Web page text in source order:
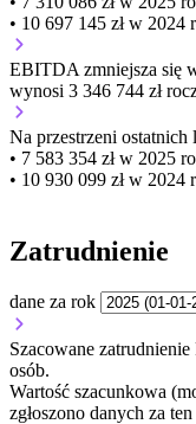
• 10 697 145 zł w 2024
EBITDA zmniejsza się
wynosi 3 346 744 zł
Na przestrzeni
• 7 583 354 zł w 2025
• 10 930 099 zł w 2024
Zatrudnienie
dane za rok
Szacowane
osób.
Wartość szacunkowa
zgłoszono danych za